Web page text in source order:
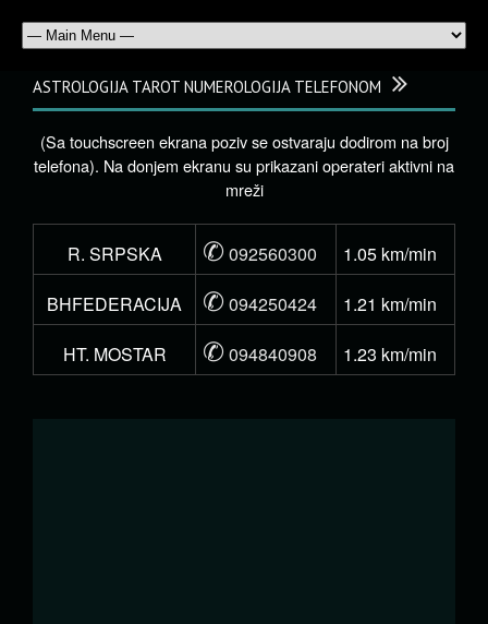
ASTROLOGIJA TAROT NUMEROLOGIJA TELEFONOM
(Sa touchscreen ekrana poziv se ostvaraju dodirom na broj
telefona). Na donjem ekranu su prikazani operateri aktivni na
mreži
R. SRPSKA ✆ 092560300
1.05 km/min
BHFEDERACIJA
✆ 094250424
1.21 km/min
HT. MOSTAR
✆ 094840908 1.23 km/min